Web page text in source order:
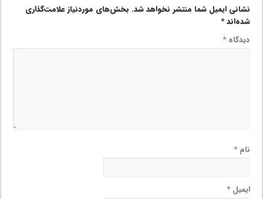
نشانی ایمیل شما منتشر نخواهد شد. بخش‌های موردنیاز علامت‌گذاری
شده‌اند*
دیدگاه*
نام*
ایمیل*